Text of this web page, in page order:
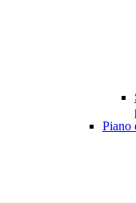
Piano